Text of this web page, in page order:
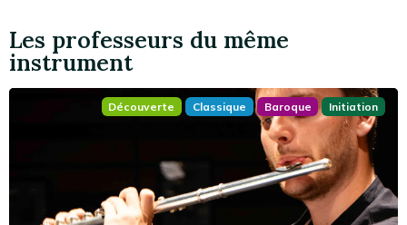
Les professeurs du même
instrument
Initiation
Baroque
Classique
Découverte